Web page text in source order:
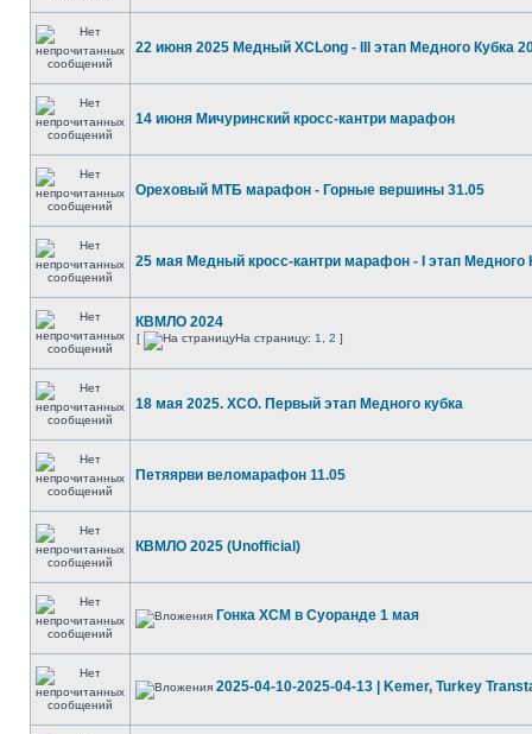
22 июня 2025 Медный XCLong - III этап Медного Кубка
14 июня Мичуринский кросс-кантри марафон
Ореховый МТБ марафон - Горные вершины 31.05
25 мая Медный кросс-кантри марафон - I этап Медного
КВМЛО 2024
[ На страницу: 1 2 ]
18 мая 2025. ХСО. Первый этап Медного кубка
Петяярви веломарафон 11.05
КВМЛО 2025 (Unofficial)
Гонка ХСМ в Суоранде 1 мая
2025-04-10-2025-04-13 | Kemer, Turkey